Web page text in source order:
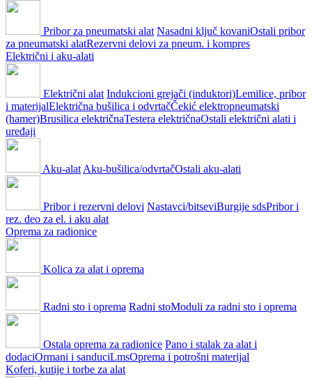
Pribor za pneumatski alat Nasadni ključ kovaniOstali pribor
za pneumatski alatRezervni delovi za pneum. i kompres
Električni i aku-alati
Električni alat Indukcioni grejači (induktori)Lemilice, pribor
i materijalElektrična bušilica i odvrtačČekić elektropneumatski
(hamer)Brusilica električnaTestera električnaOstali električni alati i
uređaji
Aku-alat Aku-bušilica/odvrtačOstali aku-alati
Pribor i rezervni delovi Nastavci/bitseviBurgije sdsPribor i
rez. deo za el. i aku alat
Oprema za radionice
Kolica za alat i oprema
Radni sto i oprema Radni stoModuli za radni sto i oprema
Ostala oprema za radionice Pano i stalak za alat i
dodaciOrmani i sanduciLmsOprema i potrošni materijal
Koferi, kutije i torbe za alat